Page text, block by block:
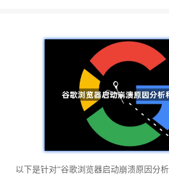
以下是针对“谷歌浏览器启动崩溃原因分